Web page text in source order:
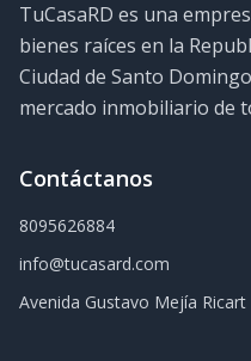
TuCasaRD es una
bienes raíces en la
Ciudad de Santo
mercado inmobiliario de
Contáctanos
8095626884
info@tucasard.com
Avenida Gustavo Mejía